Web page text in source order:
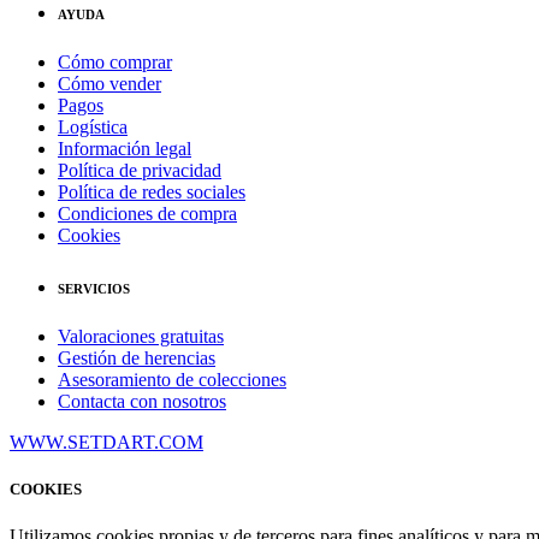
AYUDA
Cómo comprar
Cómo vender
Pagos
Logística
Información legal
Política de privacidad
Política de redes sociales
Condiciones de compra
Cookies
SERVICIOS
Valoraciones gratuitas
Gestión de herencias
Asesoramiento de colecciones
Contacta con nosotros
WWW.SETDART.COM
COOKIES